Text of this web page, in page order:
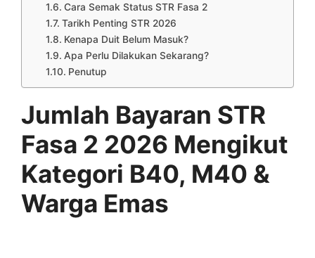
Cara Semak Status STR Fasa 2
Tarikh Penting STR 2026
Kenapa Duit Belum Masuk?
Apa Perlu Dilakukan Sekarang?
Penutup
Jumlah Bayaran STR
Fasa 2 2026 Mengikut
Kategori B40, M40 &
Warga Emas